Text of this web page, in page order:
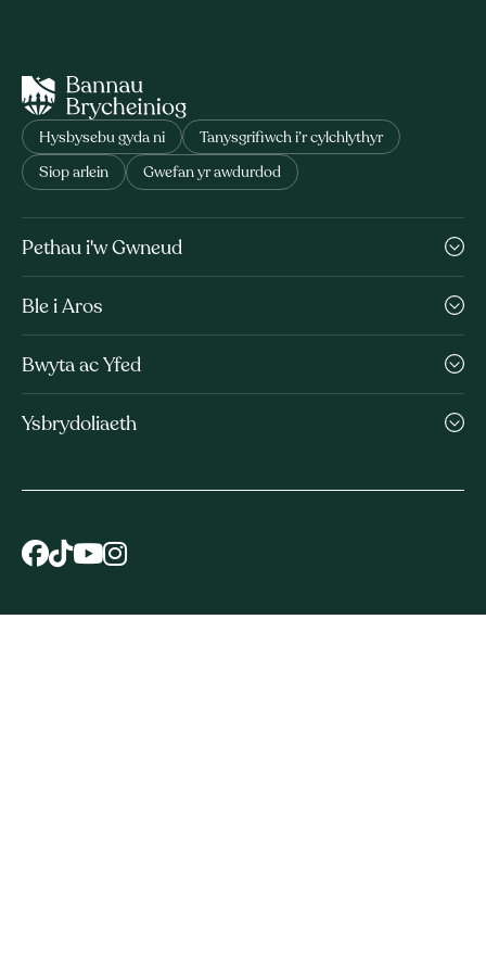
Hysbysebu gyda ni Tanysgrifiwch i’r cylchlythyr
Siop arlein Gwefan yr awdurdod
Pethau i'w Gwneud
Ble i Aros
Bwyta ac Yfed
Ysbrydoliaeth